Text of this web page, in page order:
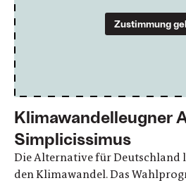
Zustimmung
Klimawandelleugner
Simplicissimus
Die Alternative für Deutschland
den Klimawandel. Das